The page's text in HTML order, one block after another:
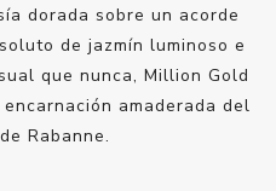
dorada sobre un acorde
de jazmín luminoso e
que nunca, Million Gold
amaderada del
Rabanne.